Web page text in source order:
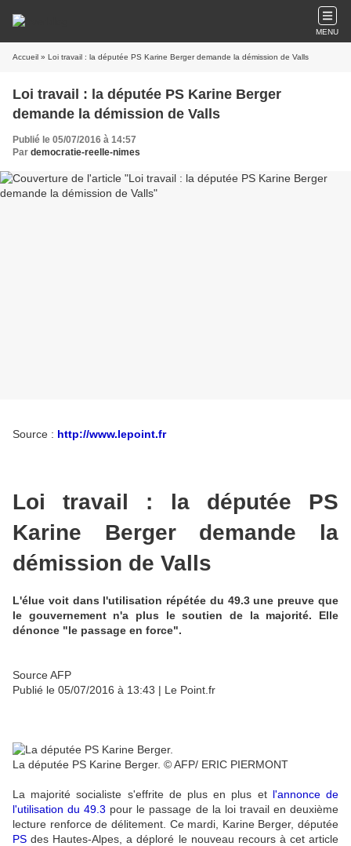
MENU
Accueil » Loi travail : la députée PS Karine Berger demande la démission de Valls
Loi travail : la députée PS Karine Berger
demande la démission de Valls
Publié le 05/07/2016 à 14:57
Par democratie-reelle-nimes
Source : http://www.lepoint.fr
Loi travail : la députée PS
Karine Berger demande la
démission de Valls
L'élue voit dans l'utilisation répétée du 49.3 une preuve que
le gouvernement n'a plus le soutien de la majorité. Elle
dénonce "le passage en force".
Source AFP
Publié le 05/07/2016 à 13:43 | Le Point.fr
La députée PS Karine Berger. ©AFP/ ERIC PIERMONT
La majorité socialiste s'effrite de plus en plus et l'annonce de
l'utilisation du 49.3 pour le passage de la loi travail en deuxième
lecture renforce de délitement. Ce mardi, Karine Berger, députée
PS des Hautes-Alpes, a déploré le nouveau recours à cet article